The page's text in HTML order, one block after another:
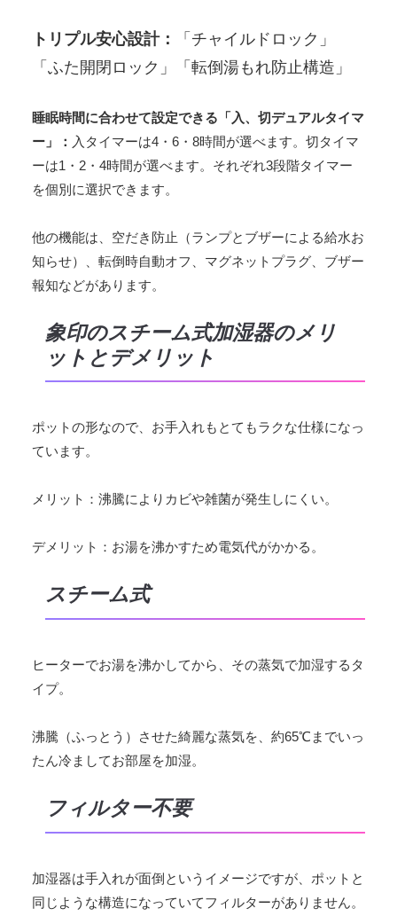
トリプル安心設計：
「チャイルドロック」
「ふた開閉ロック」「転倒湯もれ防止構造」
睡眠時間に合わせて設定できる「入、切デュアルタイマ
ー」： 入タイマーは4・6・8時間が選べます。切タイマ
ーは1・2・4時間が選べます。それぞれ3段階タイマー
を個別に選択できます。
他の機能は、空だき防止（ランプとブザーによる給水お
知らせ）、転倒時自動オフ、マグネットプラグ、ブザー
報知などがあります。
象印のスチーム式加湿器のメリ
ットとデメリット
ポットの形なので、お手入れもとてもラクな仕様になっ
ています。
メリット：沸騰によりカビや雑菌が発生しにくい。
デメリット：お湯を沸かすため電気代がかかる。
スチーム式
ヒーターでお湯を沸かしてから、その蒸気で加湿するタ
イプ。
沸騰（ふっとう）させた綺麗な蒸気を、約65℃までいっ
たん冷ましてお部屋を加湿。
フィルター不要
加湿器は手入れが面倒というイメージですが、ポットと
同じような構造になっていてフィルターがありません。